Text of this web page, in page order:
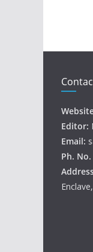
Editor:
Email:
Ph. No.